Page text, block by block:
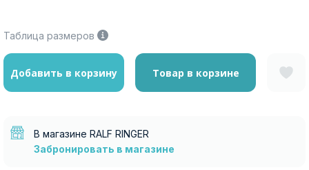
Таблица размеров
Добавить в корзину Товар в корзине
В магазине RALF RINGER
Забронировать в магазине